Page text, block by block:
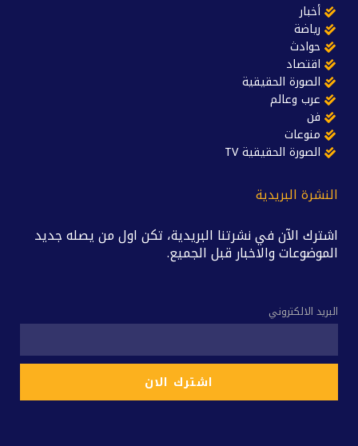
أخبار
رياضة
حوادث
اقتصاد
الصورة الحقيقية
عرب وعالم
فن
منوعات
الصورة الحقيقية TV
النشرة البريدية
اشترك الآن في نشرتنا البريدية، تكن اول من يصله جديد
الموضوعات والاخبار قبل الجميع.
البريد الالكتروني